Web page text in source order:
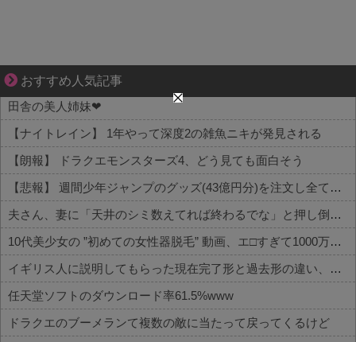
おすすめ人気記事
ずっと好き。俺はストーカーなんかじゃない。
田舎の美人姉妹❤
【ナイトレイン】 1年やって深度2の雑魚ニキが発見される
【朗報】 ドラクエモンスターズ4、どう見ても面白そう
【悲報】 週間少年ジャンプのグッズ(43億円分)を注文し全てキャンセルした女逮捕ｗｗｗｗｗｗｗｗ
夫さん、妻に「天井のシミ数えてれば終わるでな」と押し倒されて性行為 → 凄いことになるｗｗｗｗｗ
10代美少女の ”初めての女性器脱毛” 動画、エ□すぎて1000万再生される・・・
イギリス人に説明してもらった現在完了形と過去形の違い、過去一で分かりやすいｗｗｗｗｗｗ
任天堂ソフトのダウンロード率61.5%www
ドラクエのブーメランて複数の敵に当たって戻ってくるけど